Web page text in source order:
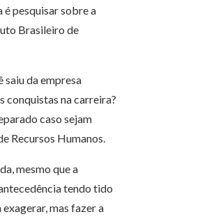
é pesquisar sobre a
Brasileiro de
saiu da empresa
conquistas na carreira?
caso sejam
Recursos Humanos.
mesmo que a
tendo tido
mas fazer a